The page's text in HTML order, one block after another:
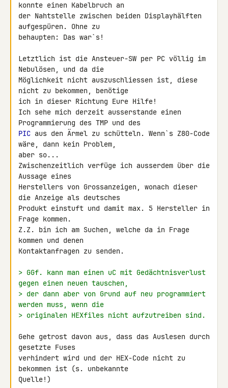
konnte einen Kabelbruch an
der Nahtstelle zwischen beiden Displayhälften
aufgespüren. Ohne zu
behaupten: Das war`s!
Letztlich ist die Ansteuer-SW per PC völlig im
Nebulösen, und da die
Möglichkeit nicht auszuschliessen ist, diese
nicht zu bekommen, benötige
ich in dieser Richtung Eure Hilfe!
Ich sehe mich derzeit ausserstande einen
PIC aus den Ärmel zu schütteln. Wenn`s Z80-Code
wäre, dann kein Problem,
aber so...
Zwischenzeitlich verfüge ich ausserdem über die
Aussage eines
Herstellers von Grossanzeigen, wonach dieser
die Anzeige als deutsches
Produkt einstuft und damit max. 5 Hersteller in
Frage kommen.
Z.Z. bin ich am Suchen, welche da in Frage
kommen und denen
Kontaktanfragen zu senden.
> GGf. kann man einen uC mit Gedächtnisverlust
gegen einen neuen tauschen,
> der dann aber von Grund auf neu programmiert
werden muss, wenn die
> originalen HEXfiles nicht aufzutreiben sind.
Gehe getrost davon aus, dass das Auslesen durch
gesetzte Fuses
verhindert wird und der HEX-Code nicht zu
bekommen ist (s. unbekannte
Quelle!)